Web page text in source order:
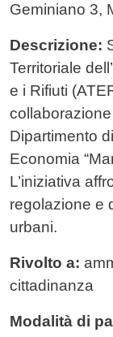
Geminiano 3,
Descrizione:
Territoriale
e i Rifiuti
collaborazione
Dipartimento
Economia
L’iniziativa
regolazione e
urbani.
Rivolto a:
cittadinanza
Modalità di